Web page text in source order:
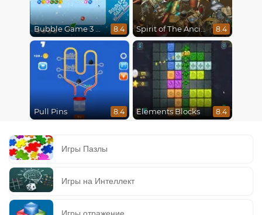
Bubble Game 3 Christmas 8.4 Spirit of The Ancient Forest 8.4
Pull Pins 8.4 Elements Blocks 8.4
Игры Пазлы
Игры на Интеллект